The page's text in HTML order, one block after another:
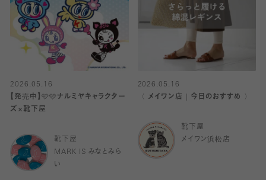
2026.05.16
【発売中】🩵🩷ナルミヤキャラクター
ズ×靴下屋
靴下屋
MARK IS みなとみら
い
2026.05.16
〈 メイワン店｜今日のおすすめ 〉
靴下屋
メイワン浜松店